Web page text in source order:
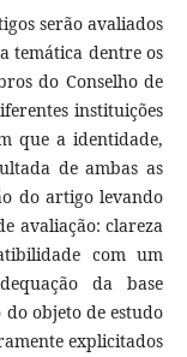
serão avaliados
temática dentre os
do Conselho de
instituições
que a identidade,
de ambas as
do artigo levando
avaliação: clareza
com um
da base
objeto de estudo
explicitados